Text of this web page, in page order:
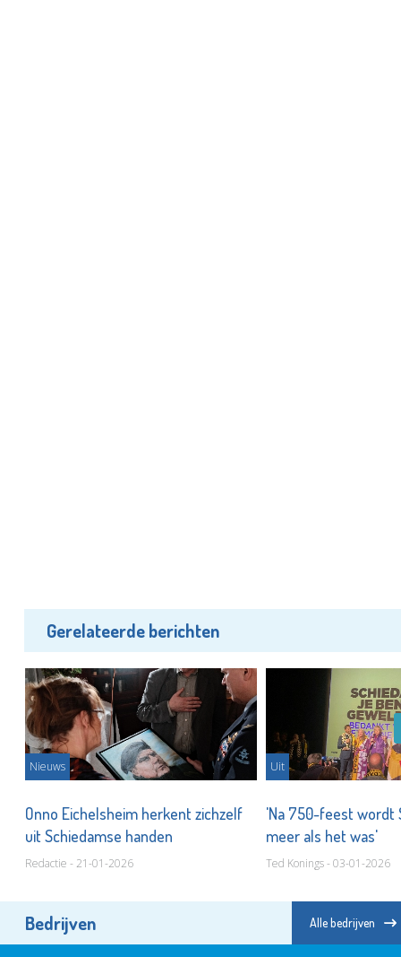
Gerelateerde berichten
Nieuws
Onno Eichelsheim herkent zichzelf
uit Schiedamse handen
Redactie - 21-01-2026
Uit
'Na 750-feest wordt
meer als het was'
Ted Konings - 03-01-2026
Bedrijven Alle bedrijven